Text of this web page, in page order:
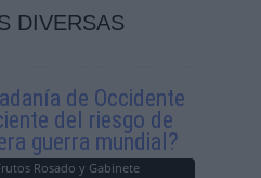
DIVERSAS
de Occidente
del riesgo de
guerra mundial?
Rosado y Gabinete